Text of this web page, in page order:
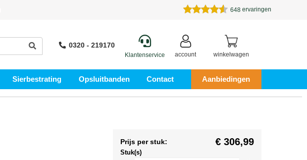
648 ervaringen
0320 - 219170
Klantenservice account winkelwagen
Sierbestrating Opsluitbanden Contact Aanbiedingen
Prijs per stuk: € 306,99
Stuk(s)